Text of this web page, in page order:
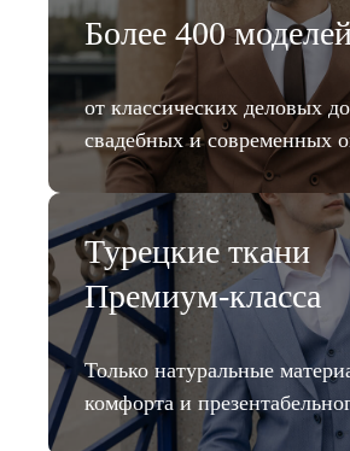
Более 400
от классических деловых
свадебных и современных
Турецкие ткани
Премиум-класса
Только натуральные
комфорта и